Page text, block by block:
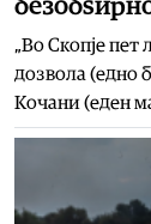
„Во Скопје пет
дозвола (едно
Кочани (еден